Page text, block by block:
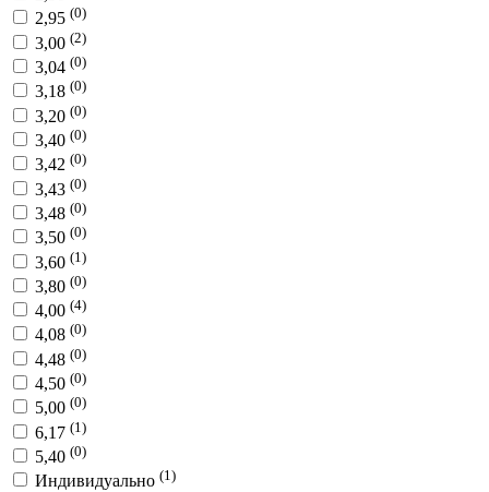
2,95 (0)
3,00 (2)
3,04 (0)
3,18 (0)
3,20 (0)
3,40 (0)
3,42 (0)
3,43 (0)
3,48 (0)
3,50 (0)
3,60 (1)
3,80 (0)
4,00 (4)
4,08 (0)
4,48 (0)
4,50 (0)
5,00 (0)
6,17 (1)
5,40 (0)
Индивидуально (1)